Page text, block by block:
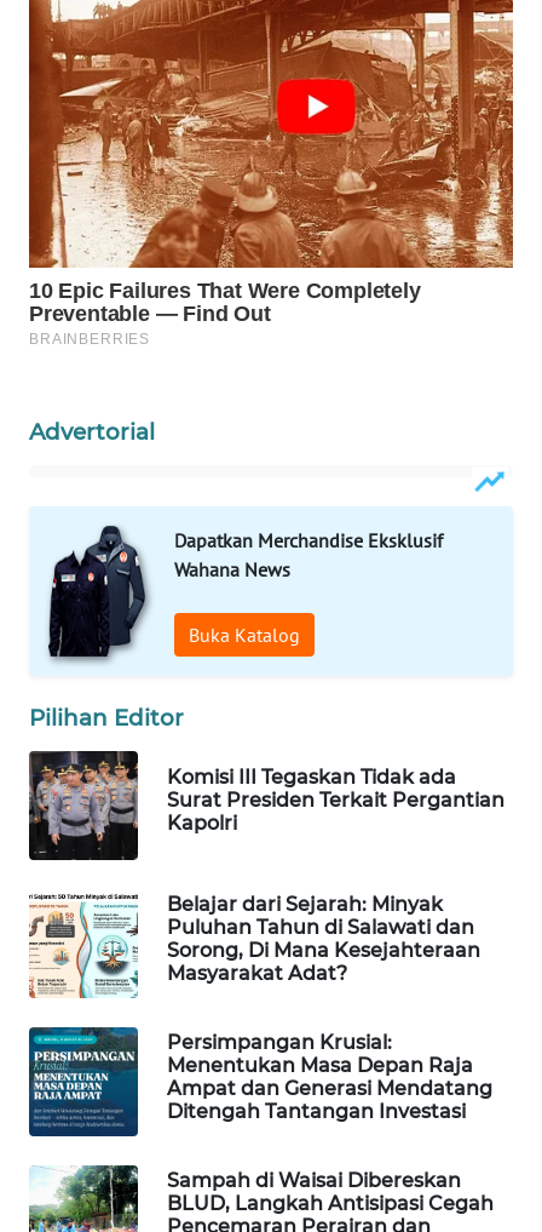
Advertorial
Dapatkan Merchandise Eksklusif
Wahana News
Buka Katalog
Pilihan Editor
Komisi III Tegaskan Tidak ada
Surat Presiden Terkait Pergantian
Kapolri
Belajar dari Sejarah: Minyak
Puluhan Tahun di Salawati dan
Sorong, Di Mana Kesejahteraan
Masyarakat Adat?
Persimpangan Krusial:
Menentukan Masa Depan Raja
Ampat dan Generasi Mendatang
Ditengah Tantangan Investasi
Sampah di Waisai Dibereskan
BLUD, Langkah Antisipasi Cegah
Pencemaran Perairan dan
WAHANA
OTOMOTIF
WAHANA
HEALTH
WAHANA
DESA
WISATA
LAPAK
WAHANA
Network
LISTRIK
MASYARAKAT
KELISTRIKAN
WALINKI
MAWAKA
ID
MARTABAT
NET
PLN
WATCH
LPKKI
KOPEKLIN